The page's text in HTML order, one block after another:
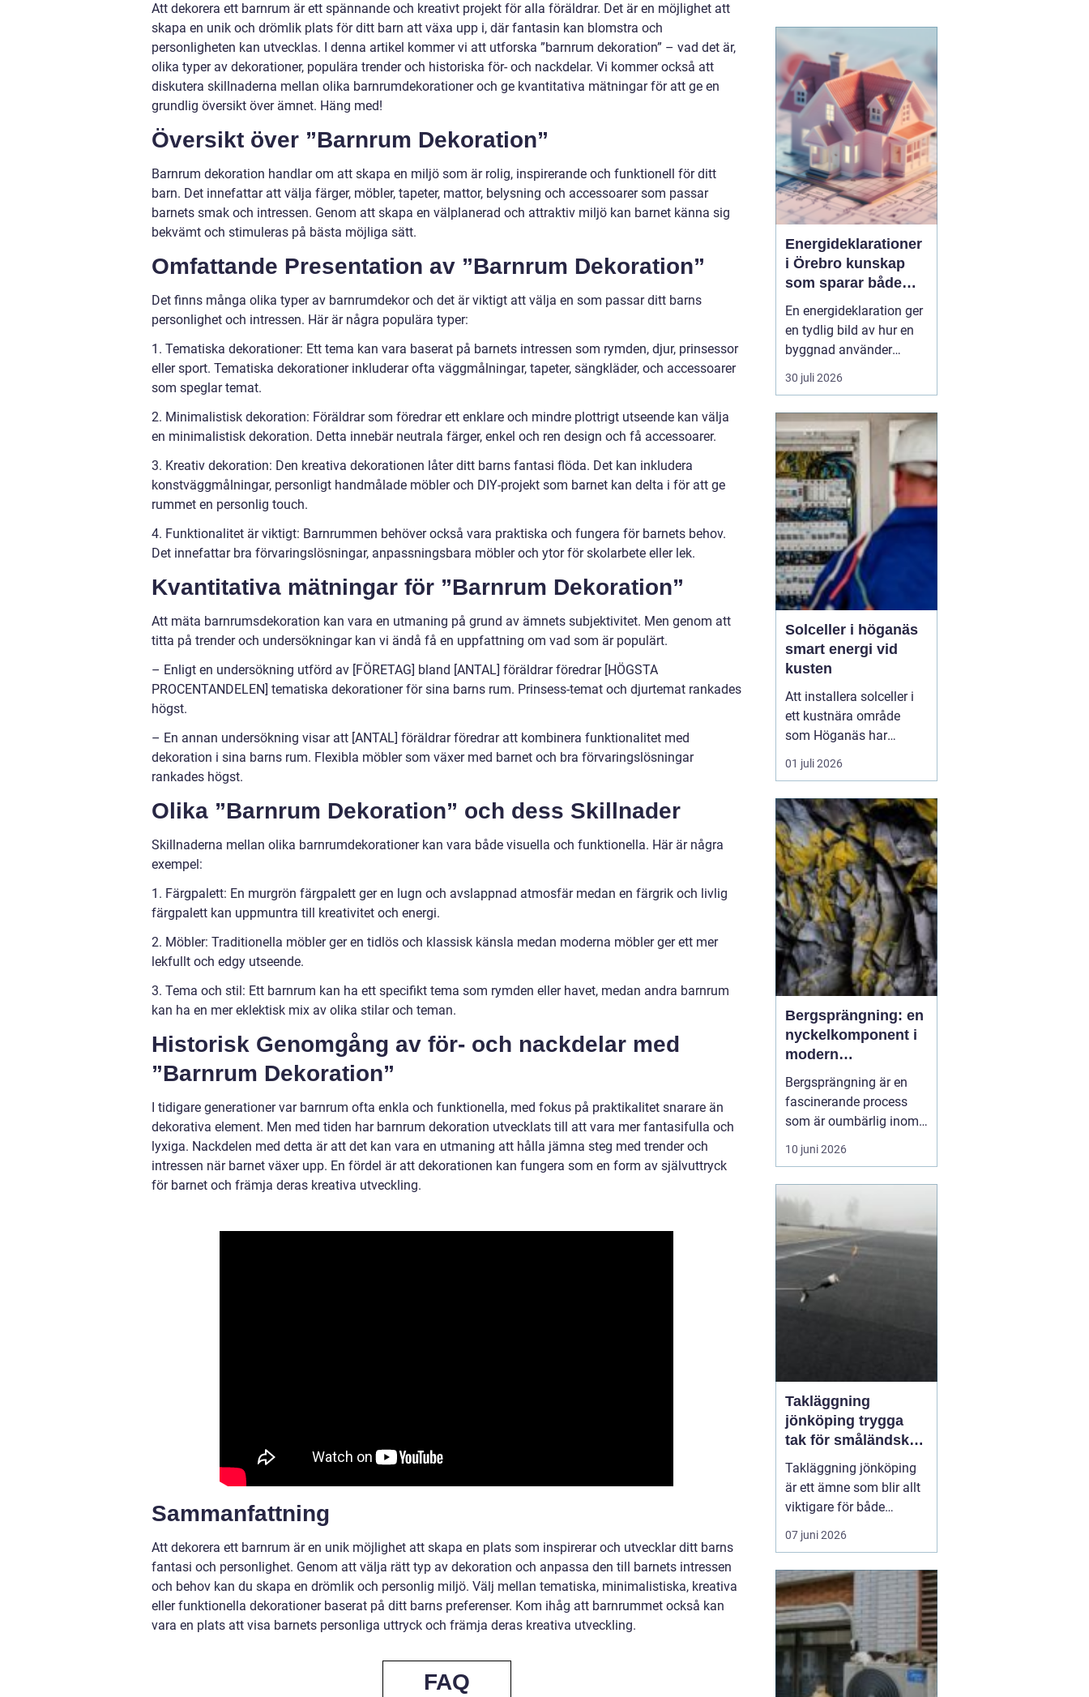
Att dekorera ett barnrum är ett spännande och kreativt projekt för alla föräldrar. Det är en möjlighet att
skapa en unik och drömlik plats för ditt barn att växa upp i, där fantasin kan blomstra och
personligheten kan utvecklas. I denna artikel kommer vi att utforska ”barnrum dekoration” – vad det är,
olika typer av dekorationer, populära trender och historiska för- och nackdelar. Vi kommer också att
diskutera skillnaderna mellan olika barnrumdekorationer och ge kvantitativa mätningar för att ge en
grundlig översikt över ämnet. Häng med!
Översikt över ”Barnrum Dekoration”
Barnrum dekoration handlar om att skapa en miljö som är rolig, inspirerande och funktionell för ditt
barn. Det innefattar att välja färger, möbler, tapeter, mattor, belysning och accessoarer som passar
barnets smak och intressen. Genom att skapa en välplanerad och attraktiv miljö kan barnet känna sig
bekvämt och stimuleras på bästa möjliga sätt.
Omfattande Presentation av ”Barnrum Dekoration”
Det finns många olika typer av barnrumdekor och det är viktigt att välja en som passar ditt barns
personlighet och intressen. Här är några populära typer:
1. Tematiska dekorationer: Ett tema kan vara baserat på barnets intressen som rymden, djur, prinsessor
eller sport. Tematiska dekorationer inkluderar ofta väggmålningar, tapeter, sängkläder, och accessoarer
som speglar temat.
2. Minimalistisk dekoration: Föräldrar som föredrar ett enklare och mindre plottrigt utseende kan välja
en minimalistisk dekoration. Detta innebär neutrala färger, enkel och ren design och få accessoarer.
3. Kreativ dekoration: Den kreativa dekorationen låter ditt barns fantasi flöda. Det kan inkludera
konstväggmålningar, personligt handmålade möbler och DIY-projekt som barnet kan delta i för att ge
rummet en personlig touch.
4. Funktionalitet är viktigt: Barnrummen behöver också vara praktiska och fungera för barnets behov.
Det innefattar bra förvaringslösningar, anpassningsbara möbler och ytor för skolarbete eller lek.
Kvantitativa mätningar för ”Barnrum Dekoration”
Att mäta barnrumsdekoration kan vara en utmaning på grund av ämnets subjektivitet. Men genom att
titta på trender och undersökningar kan vi ändå få en uppfattning om vad som är populärt.
– Enligt en undersökning utförd av [FÖRETAG] bland [ANTAL] föräldrar föredrar [HÖGSTA
PROCENTANDELEN] tematiska dekorationer för sina barns rum. Prinsess-temat och djurtemat rankades
högst.
– En annan undersökning visar att [ANTAL] föräldrar föredrar att kombinera funktionalitet med
dekoration i sina barns rum. Flexibla möbler som växer med barnet och bra förvaringslösningar
rankades högst.
Olika ”Barnrum Dekoration” och dess Skillnader
Skillnaderna mellan olika barnrumdekorationer kan vara både visuella och funktionella. Här är några
exempel:
1. Färgpalett: En murgrön färgpalett ger en lugn och avslappnad atmosfär medan en färgrik och livlig
färgpalett kan uppmuntra till kreativitet och energi.
2. Möbler: Traditionella möbler ger en tidlös och klassisk känsla medan moderna möbler ger ett mer
lekfullt och edgy utseende.
3. Tema och stil: Ett barnrum kan ha ett specifikt tema som rymden eller havet, medan andra barnrum
kan ha en mer eklektisk mix av olika stilar och teman.
Historisk Genomgång av för- och nackdelar med
”Barnrum Dekoration”
I tidigare generationer var barnrum ofta enkla och funktionella, med fokus på praktikalitet snarare än
dekorativa element. Men med tiden har barnrum dekoration utvecklats till att vara mer fantasifulla och
lyxiga. Nackdelen med detta är att det kan vara en utmaning att hålla jämna steg med trender och
intressen när barnet växer upp. En fördel är att dekorationen kan fungera som en form av självuttryck
för barnet och främja deras kreativa utveckling.
Sammanfattning
Att dekorera ett barnrum är en unik möjlighet att skapa en plats som inspirerar och utvecklar ditt barns
fantasi och personlighet. Genom att välja rätt typ av dekoration och anpassa den till barnets intressen
och behov kan du skapa en drömlik och personlig miljö. Välj mellan tematiska, minimalistiska, kreativa
eller funktionella dekorationer baserat på ditt barns preferenser. Kom ihåg att barnrummet också kan
vara en plats att visa barnets personliga uttryck och främja deras kreativa utveckling.
FAQ
inte bara om att följa
lagen och uppfylla
undersökningsplikten.
Det handlar lika mycket
om att förstå ...
Energideklarationer
i Örebro kunskap
som sparar både
energi och pengar
En energideklaration ger
en tydlig bild av hur en
byggnad använder
energi. Den visar hur
mycket energi som går
varmvatten och
fastighetsel, och vilka
åtgärder som kan göra
huset mer effektivt. I
Örebro, där klimatet
ställer krav ...
30 juli 2026
Solceller i höganäs
smart energi vid
kusten
Att installera solceller i
ett kustnära område
som Höganäs har
många fördelar. Du får
lägre elkostnader,
klimatpåverkan och gör
din fastighet mer
attraktiv. Samtidigt finns
det lokala
förutsättningar att ta
hänsyn till: vind, salt luft,
t...
01 juli 2026
Bergsprängning: en
nyckelkomponent i
modern
konstruktion
Bergsprängning är en
fascinerande process
som är oumbärlig inom
bygg- och
anläggningsindustrin.
kombination av teknik
bergstruktur, gör
bergsprängning det
möjligt att forma
landskap ...
10 juni 2026
Takläggning
jönköping trygga
tak för småländskt
väder
Takläggning jönköping
är ett ämne som blir allt
viktigare för både
villaägare och
fastighetsägare i
växlande regn, snö, is
och starka vindar ställer
höga krav på takets
konstruktion, materialval
och utförande. Ett
genomtänkt ta...
07 juni 2026